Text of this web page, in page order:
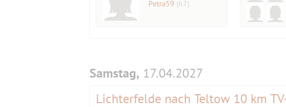
Petra59 (67)
Samstag, 17.04.2027
Lichterfelde nach Teltow 10 km